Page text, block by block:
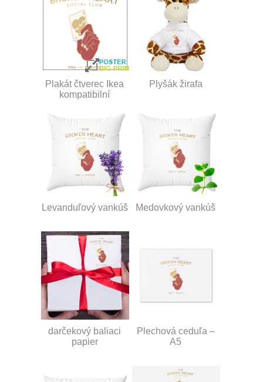
Plakát čtverec Ikea
kompatibilní
Plyšák žirafa
Levanduľový vankúš Medovkový vankúš
darčekový baliaci
papier
Plechová ceduľa –
A5